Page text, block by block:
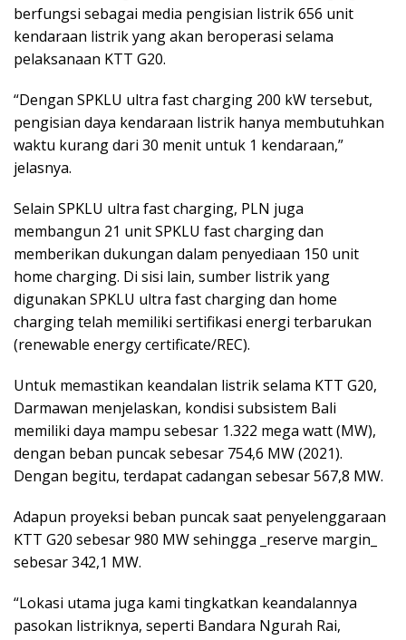
berfungsi sebagai media pengisian listrik 656 unit
kendaraan listrik yang akan beroperasi selama
pelaksanaan KTT G20.
“Dengan SPKLU ultra fast charging 200 kW tersebut,
pengisian daya kendaraan listrik hanya membutuhkan
waktu kurang dari 30 menit untuk 1 kendaraan,”
jelasnya.
Selain SPKLU ultra fast charging, PLN juga
membangun 21 unit SPKLU fast charging dan
memberikan dukungan dalam penyediaan 150 unit
home charging. Di sisi lain, sumber listrik yang
digunakan SPKLU ultra fast charging dan home
charging telah memiliki sertifikasi energi terbarukan
(renewable energy certificate/REC).
Untuk memastikan keandalan listrik selama KTT G20,
Darmawan menjelaskan, kondisi subsistem Bali
memiliki daya mampu sebesar 1.322 mega watt (MW),
dengan beban puncak sebesar 754,6 MW (2021).
Dengan begitu, terdapat cadangan sebesar 567,8 MW.
Adapun proyeksi beban puncak saat penyelenggaraan
KTT G20 sebesar 980 MW sehingga _reserve margin_
sebesar 342,1 MW.
“Lokasi utama juga kami tingkatkan keandalannya
pasokan listriknya, seperti Bandara Ngurah Rai,